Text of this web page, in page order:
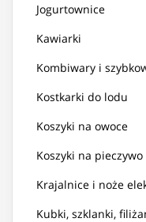
Jogurtownice
Kawiarki
Kombiwary i
Kostkarki do lodu
Koszyki na owoce
Koszyki na pieczywo
Krajalnice i noże
Kubki, szklanki,